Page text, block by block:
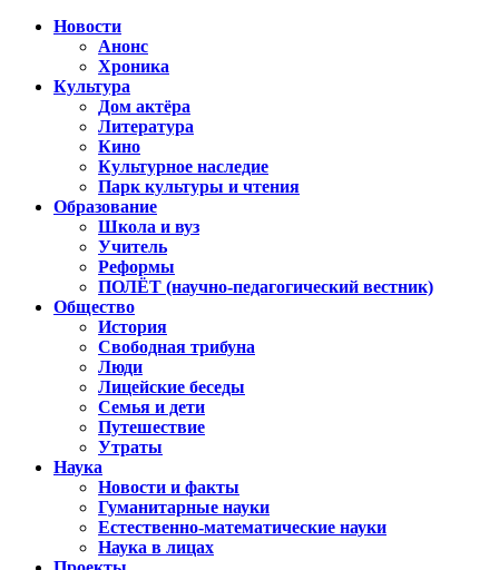
Новости
Анонс
Хроника
Культура
Дом актёра
Литература
Кино
Культурное наследие
Парк культуры и чтения
Образование
Школа и вуз
Учитель
Реформы
ПОЛЁТ (научно-педагогический вестник)
Общество
История
Свободная трибуна
Люди
Лицейские беседы
Семья и дети
Путешествие
Утраты
Наука
Новости и факты
Гуманитарные науки
Естественно-математические науки
Наука в лицах